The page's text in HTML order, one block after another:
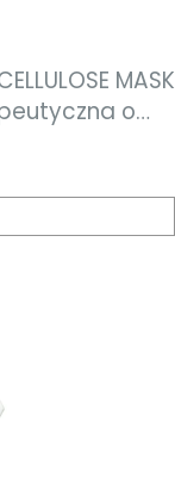
MASK
o
i